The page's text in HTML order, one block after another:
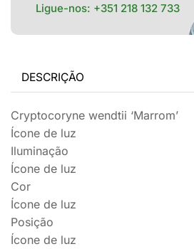
Ligue-nos: +351 218 132 733
DESCRIÇÃO
Cryptocoryne wendtii ‘Marrom’
Ícone de luz
Iluminação
Ícone de luz
Cor
Ícone de luz
Posição
Ícone de luz